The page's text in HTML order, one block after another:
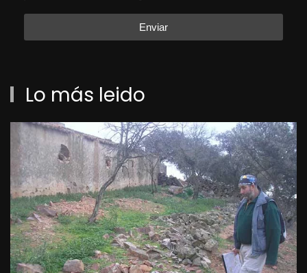
Enviar
Lo más leido